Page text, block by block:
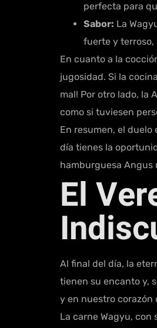
perfecta para
Sabor: La
fuerte y terroso,
En cuanto a la
jugosidad. Si la
mal! Por otro lado, la
como si tuviesen
En resumen, el
día tienes la
hamburguesa Angus
El
Al final del día, la
tienen su encanto y,
y en nuestro corazón
La carne Wagyu,